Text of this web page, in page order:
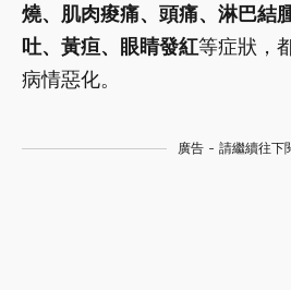
燒、肌肉痠痛、頭痛、淋巴結
吐、黃疸、眼睛發紅等症狀，
病情惡化。
廣告 - 請繼續往下